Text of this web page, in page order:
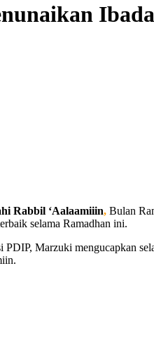
Rabbil ‘Aalaamiiin, Bulan
selama Ramadhan ini.
Marzuki mengucapkan